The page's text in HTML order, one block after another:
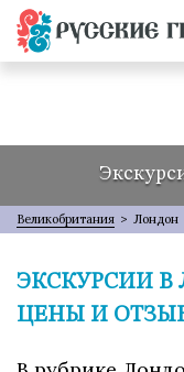
Великобритания > Лондон
ЭКСКУРСИИ
ЦЕНЫ И